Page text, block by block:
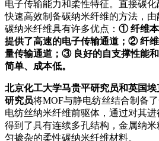
电子传输能力和柔性特征。直接碳
快速高效制备碳纳米纤维的方法，
碳纳米纤维具有许多优点： ① 纤维本
提供了高速的电子传输通道；② 纤
量传输通道；③ 良好的自支撑性能
简单、成本低。
北京化工大学马贵平研究员和英国
研究员将MOF与静电纺丝结合制备
电纺丝纳米纤维前驱体，通过对其进
得到了具有连续多孔结构，金属纳
匀掺杂的柔性碳纳米纤维材料。